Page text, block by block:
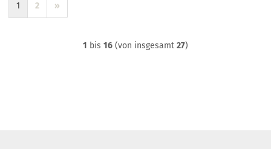
1 2 »
1 bis 16 (von insgesamt 27)